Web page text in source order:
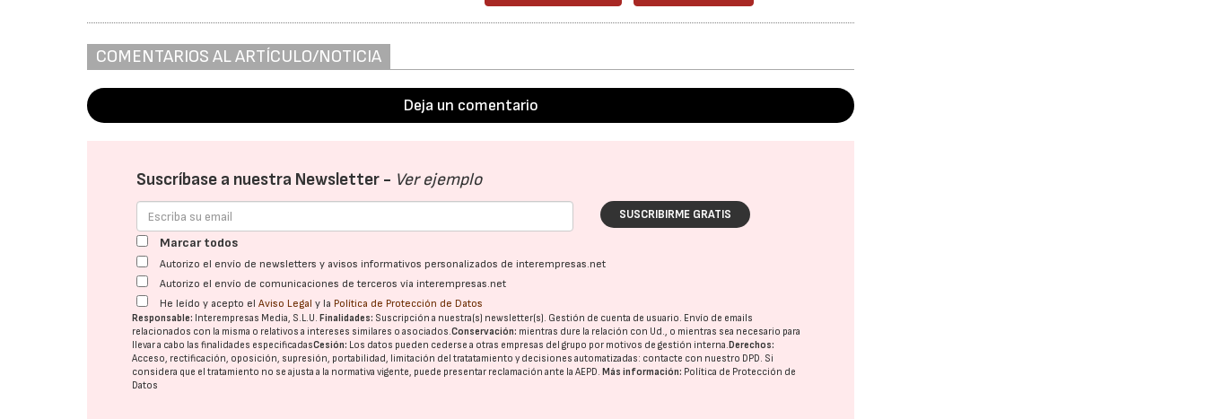
COMENTARIOS AL ARTÍCULO/NOTICIA
Deja un comentario
Suscríbase a nuestra Newsletter - Ver ejemplo
SUSCRIBIRME GRATIS
Marcar todos
Autorizo el envío de newsletters y avisos informativos personalizados de interempresas.net
Autorizo el envío de comunicaciones de terceros vía interempresas.net
He leído y acepto elAviso Legal y la Política de Protección de Datos
Responsable: Interempresas Media, S.L.U. Finalidades: Suscripción a nuestra(s) newsletter(s). Gestión de cuenta de usuario. Envío de emails
relacionados con la misma o relativos a intereses similares o asociados.Conservación: mientras dure la relación con Ud., o mientras sea necesario para
llevar a cabo las finalidades especificadasCesión: Los datos pueden cederse a otras empresas del grupo por motivos de gestión interna. Derechos:
Acceso, rectificación, oposición, supresión, portabilidad, limitación del tratatamiento y decisiones automatizadas: contacte con nuestro DPD. Si
considera que el tratamiento no se ajusta a la normativa vigente, puede presentar reclamación ante laAEPD. Más información: Política de Protección de
Datos